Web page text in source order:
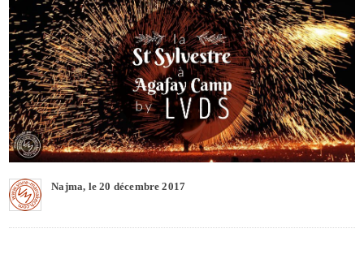
Najma, le 20 décembre 2017